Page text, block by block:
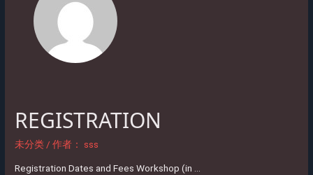
REGISTRATION
未分类/ 作者： sss
Registration Dates and Fees Workshop (in …
REGISTRATION